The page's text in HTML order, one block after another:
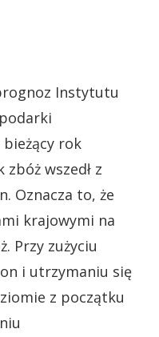
Instytutu
bieżący rok
wszedł z
Oznacza to, że
krajowymi na
Przy zużyciu
i utrzymaniu się
z początku